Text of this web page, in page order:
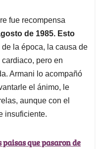
fue recompensa
de 1985. Esto
de la época, la causa de
pero en
Armani lo acompañó
el ánimo, le
aunque con el
insuficiente.
paisas que pasaron de